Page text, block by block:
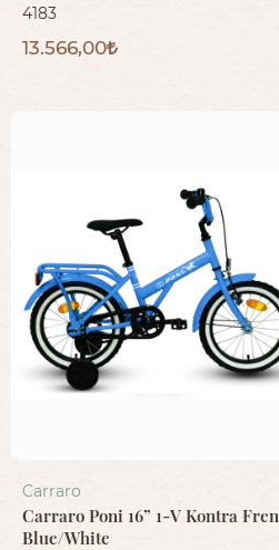
4183
13.566,00
Carraro
Carraro Poni 16” 1-V Kontra Fren
Blue/White